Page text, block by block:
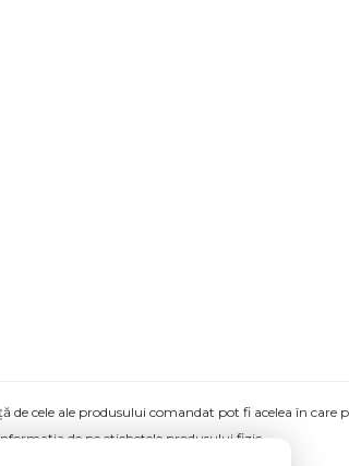
cele ale produsului comandat pot fi acelea în care
de pe etichetele produsului fizic.